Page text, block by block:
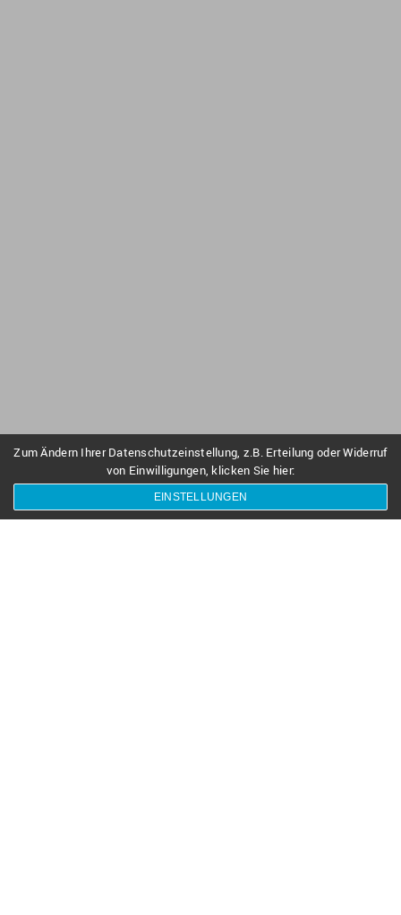
Zum Ändern Ihrer Datenschutzeinstellung, z.B. Erteilung oder Widerruf
von Einwilligungen, klicken Sie hier:
EINSTELLUNGEN